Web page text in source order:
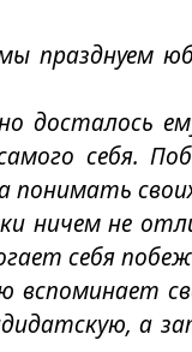
празднуем
досталось
себя.
не
себя
вспоминает
а